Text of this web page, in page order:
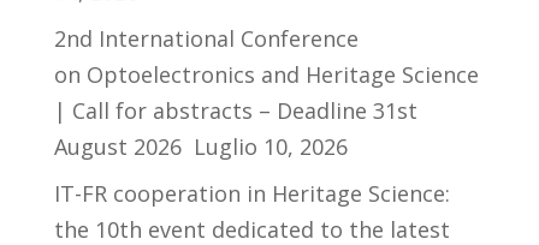
2nd International Conference
on Optoelectronics and Heritage Science
| Call for abstracts – Deadline 31st
August 2026 Luglio 10, 2026
IT-FR cooperation in Heritage Science:
the 10th event dedicated to the latest